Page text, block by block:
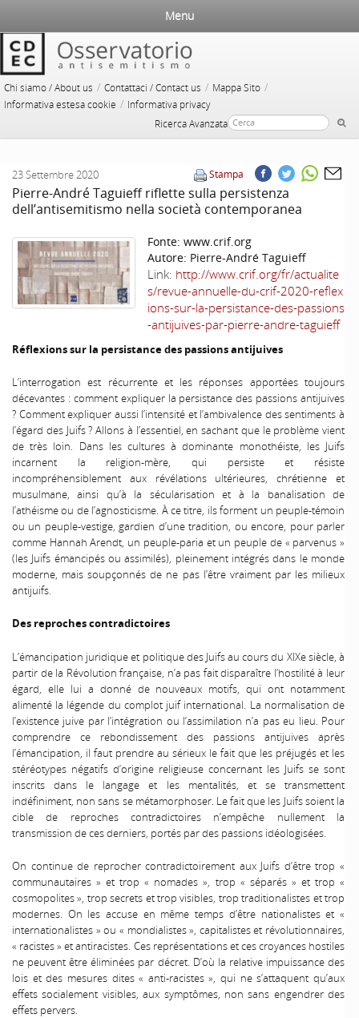
Chi siamo / About us / Contattaci / Contact us / Mappa Sito /
Informativa estesa cookie / Informativa privacy
Ricerca Avanzata
Menu
Stampa
23 Settembre 2020
Pierre-André Taguieff riflette sulla persistenza
dell’antisemitismo nella società contemporanea
Fonte: www.crif.org
Autore: Pierre-André Taguieff
Link: http://www.crif.org/fr/actualite
s/revue-annuelle-du-crif-2020-reflex
ions-sur-la-persistance-des-passions
-antijuives-par-pierre-andre-taguieff
Réflexions sur la persistance des passions antijuives
L’interrogation est récurrente et les réponses apportées toujours
décevantes : comment expliquer la persistance des passions antijuives
? Comment expliquer aussi l’intensité et l’ambivalence des sentiments à
l’égard des Juifs ? Allons à l’essentiel, en sachant que le problème vient
de très loin. Dans les cultures à dominante monothéiste, les Juifs
incarnent la religion-mère, qui persiste et résiste
incompréhensiblement aux révélations ultérieures, chrétienne et
musulmane, ainsi qu’à la sécularisation et à la banalisation de
l’athéisme ou de l’agnosticisme. À ce titre, ils forment un peuple-témoin
ou un peuple-vestige, gardien d’une tradition, ou encore, pour parler
comme Hannah Arendt, un peuple-paria et un peuple de « parvenus »
(les Juifs émancipés ou assimilés), pleinement intégrés dans le monde
moderne, mais soupçonnés de ne pas l’être vraiment par les milieux
antijuifs.
Des reproches contradictoires
L’émancipation juridique et politique des Juifs au cours du XIXe siècle, à
partir de la Révolution française, n’a pas fait disparaître l’hostilité à leur
égard, elle lui a donné de nouveaux motifs, qui ont notamment
alimenté la légende du complot juif international. La normalisation de
l’existence juive par l’intégration ou l’assimilation n’a pas eu lieu. Pour
comprendre ce rebondissement des passions antijuives après
l’émancipation, il faut prendre au sérieux le fait que les préjugés et les
stéréotypes négatifs d’origine religieuse concernant les Juifs se sont
inscrits dans le langage et les mentalités, et se transmettent
indéfiniment, non sans se métamorphoser. Le fait que les Juifs soient la
cible de reproches contradictoires n’empêche nullement la
transmission de ces derniers, portés par des passions idéologisées.
On continue de reprocher contradictoirement aux Juifs d’être trop «
communautaires » et trop « nomades », trop « séparés » et trop «
cosmopolites », trop secrets et trop visibles, trop traditionalistes et trop
modernes. On les accuse en même temps d’être nationalistes et «
internationalistes » ou « mondialistes », capitalistes et révolutionnaires,
« racistes » et antiracistes. Ces représentations et ces croyances hostiles
ne peuvent être éliminées par décret. D’où la relative impuissance des
lois et des mesures dites « anti-racistes », qui ne s’attaquent qu’aux
effets socialement visibles, aux symptômes, non sans engendrer des
effets pervers.